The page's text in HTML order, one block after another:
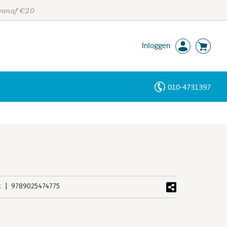
€20
Inloggen
010-4731397
9789025474775
Personen